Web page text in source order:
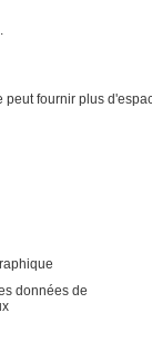
peut fournir plus
données de